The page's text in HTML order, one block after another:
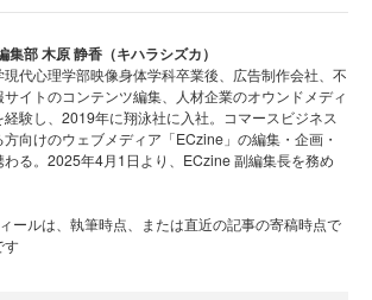
集部 木原 静香（キハラシズカ）
現代心理学部映像身体学科卒業後、広告制作会社、不
サイトのコンテンツ編集、人材企業のオウンドメディ
経験し、2019年に翔泳社に入社。コマースビジネス
方向けのウェブメディア「ECzine」の編集・企画・
わる。2025年4月1日より、ECzine 副編集長を務め
ールは、執筆時点、または直近の記事の寄稿時点で
す